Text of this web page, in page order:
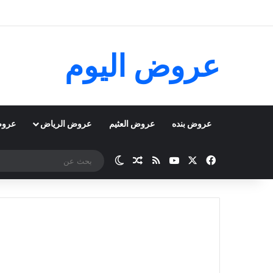
عروض اليوم
عروض بنده عروض العثيم عروض الرياض
فيسبوك ‫YouTubeملخص الموقع RSS
مقال عشوائي
الوضع المظلم